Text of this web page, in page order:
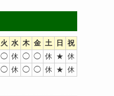
火 水 木 金 土 日
祝
◯ 休 ◯ ◯ 休 ★ 休
◯ 休 ◯ ◯ 休 ★ 休